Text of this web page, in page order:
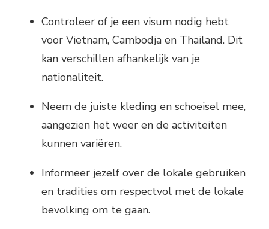
Controleer of je een visum nodig hebt
voor Vietnam, Cambodja en Thailand. Dit
kan verschillen afhankelijk van je
nationaliteit.
Neem de juiste kleding en schoeisel mee,
aangezien het weer en de activiteiten
kunnen variëren.
Informeer jezelf over de lokale gebruiken
en tradities om respectvol met de lokale
bevolking om te gaan.